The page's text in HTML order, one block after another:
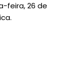
feira, 26 de